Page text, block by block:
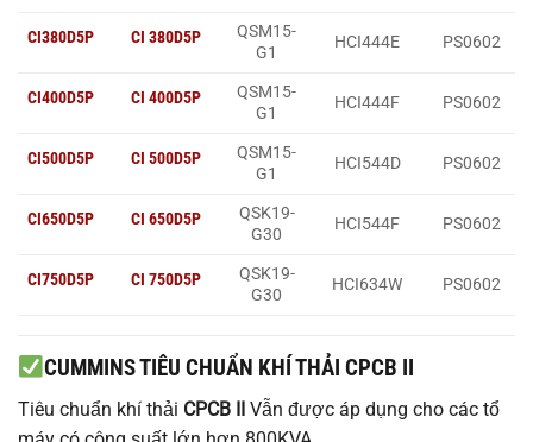
CI380D5P CI 380D5P
QSM15-
G1
HCI444E PS0602
CI400D5P CI 400D5P
QSM15-
G1
HCI444F PS0602
CI500D5P CI 500D5P
QSM15-
G1
HCI544D PS0602
CI650D5P CI 650D5P
QSK19-
G30
HCI544F PS0602
CI750D5P CI 750D5P
QSK19-
G30
HCI634W PS0602
CUMMINS TIÊU CHUẨN KHÍ THẢI CPCB II
Tiêu chuẩn khí thải CPCB II Vẫn được áp dụng cho các tổ